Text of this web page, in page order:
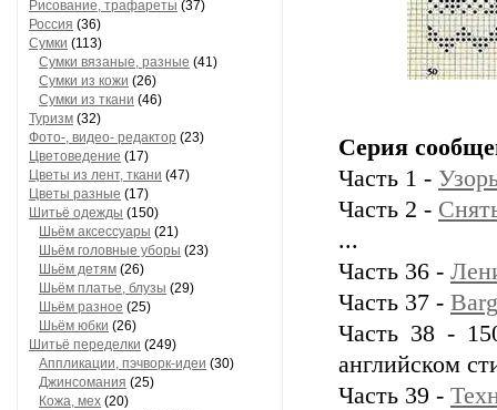
Рисование, трафареты (37)
Россия (36)
Сумки (113)
Сумки вязаные, разные (41)
Сумки из кожи (26)
Сумки из ткани (46)
Туризм (32)
Фото-, видео- редактор (23)
Цветоведение (17)
Цветы из лент, ткани (47)
Цветы разные (17)
Шитьё одежды (150)
Шьём аксессуары (21)
Шьём головные уборы (23)
Шьём детям (26)
Шьём платье, блузы (29)
Шьём разное (25)
Шьём юбки (26)
Шитьё переделки (249)
Аппликации, пэчворк-идеи (30)
Джинсомания (25)
Кожа, мех (20)
Серия
Часть 1 -
Часть 2 -
...
Часть 36 -
Часть 37 -
Часть 38 -
английском
Часть 39 -